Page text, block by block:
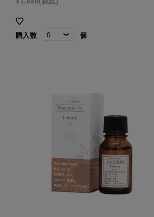
購入数 個